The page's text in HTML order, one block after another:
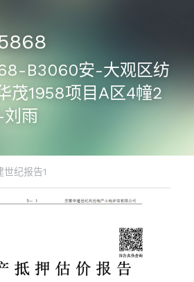
B3060安-大观区纺
茂1958项目A区4幢2
雨
世纪报告1